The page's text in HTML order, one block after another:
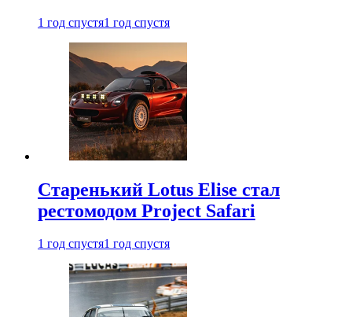
1 год спустя1 год спустя
Старенький Lotus Elise стал
рестомодом Project Safari
1 год спустя1 год спустя